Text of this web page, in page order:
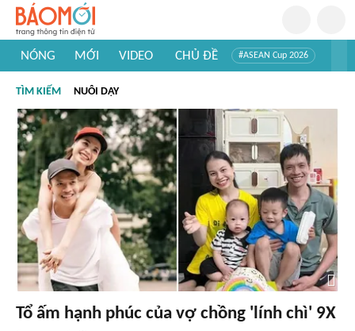
NÓNG MỚI VIDEO CHỦ ĐỀ #ASEAN Cup 2026
#Khám phá thế giới
TÌM KIẾM NUÔI DẠY
Tổ ấm hạnh phúc của vợ chồng 'lính chì' 9X